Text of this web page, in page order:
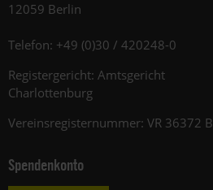
12059 Berlin
Telefon: +49 (0)30 / 420248-0
Registergericht: Amtsgericht
Charlottenburg
Vereinsregisternummer: VR 36372 B
Spendenkonto